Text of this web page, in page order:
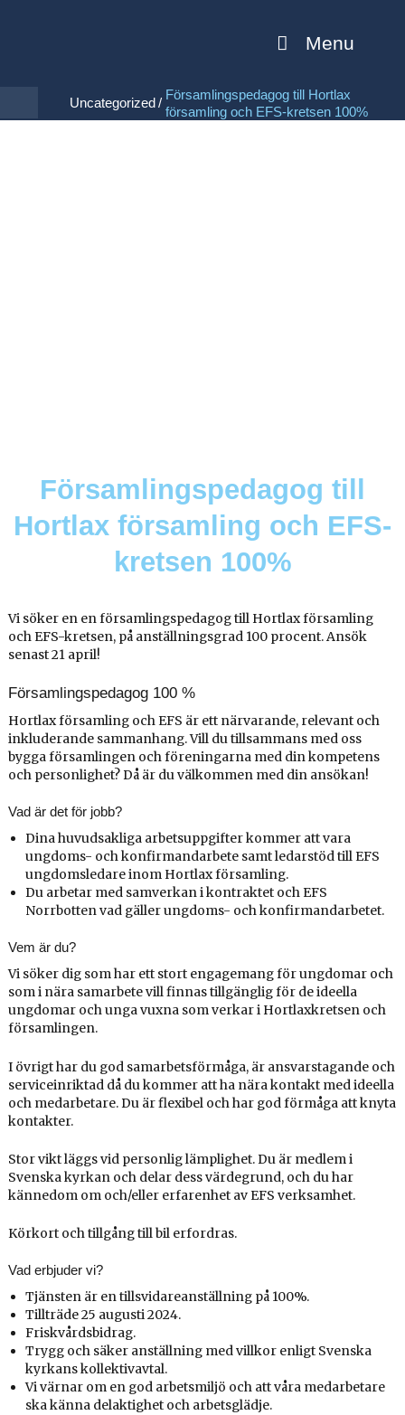
Menu
Uncategorized /
Församlingspedagog till Hortlax
församling och EFS-kretsen 100%
Församlingspedagog till
Hortlax församling och EFS-
kretsen 100%
Vi söker en en församlingspedagog till Hortlax församling
och EFS-kretsen, på anställningsgrad 100 procent. Ansök
senast 21 april!
Församlingspedagog 100 %
Hortlax församling och EFS är ett närvarande, relevant och
inkluderande sammanhang. Vill du tillsammans med oss
bygga församlingen och föreningarna med din kompetens
och personlighet? Då är du välkommen med din ansökan!
Vad är det för jobb?
Dina huvudsakliga arbetsuppgifter kommer att vara
ungdoms- och konfirmandarbete samt ledarstöd till EFS
ungdomsledare inom Hortlax församling.
Du arbetar med samverkan i kontraktet och EFS
Norrbotten vad gäller ungdoms- och konfirmandarbetet.
Vem är du?
Vi söker dig som har ett stort engagemang för ungdomar och
som i nära samarbete vill finnas tillgänglig för de ideella
ungdomar och unga vuxna som verkar i Hortlaxkretsen och
församlingen.
I övrigt har du god samarbetsförmåga, är ansvarstagande och
serviceinriktad då du kommer att ha nära kontakt med ideella
och medarbetare. Du är flexibel och har god förmåga att knyta
kontakter.
Stor vikt läggs vid personlig lämplighet. Du är medlem i
Svenska kyrkan och delar dess värdegrund, och du har
kännedom om och/eller erfarenhet av EFS verksamhet.
Körkort och tillgång till bil erfordras.
Vad erbjuder vi?
Tjänsten är en tillsvidareanställning på 100%.
Tillträde 25 augusti 2024.
Friskvårdsbidrag.
Trygg och säker anställning med villkor enligt Svenska
kyrkans kollektivavtal.
Vi värnar om en god arbetsmiljö och att våra medarbetare
ska känna delaktighet och arbetsglädje.